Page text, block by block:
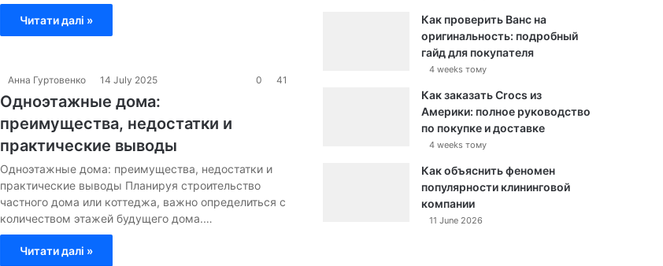
Читати далі »
Анна Гуртовенко 14 July 2025 0 41
Одноэтажные дома:
преимущества, недостатки и
практические выводы
Одноэтажные дома: преимущества, недостатки и
практические выводы Планируя строительство
частного дома или коттеджа, важно определиться с
количеством этажей будущего дома.…
Читати далі »
Как проверить Ванс на
оригинальность: подробный
гайд для покупателя
4 weeks тому
Как заказать Crocs из
Америки: полное руководство
по покупке и доставке
4 weeks тому
Как объяснить феномен
популярности клининговой
компании
11 June 2026